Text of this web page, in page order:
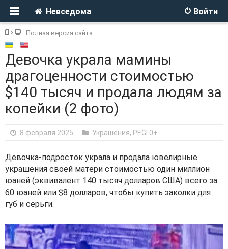
Войти
Невседома
Полная версия сайта
Девочка украла мамины
драгоценности стоимостью
$140 тысяч и продала людям за
копейки (2 фото)
8 февраля 2025 Украшения, PEGI 0+
Девочка-подросток украла и продала ювелирные
украшения своей матери стоимостью один миллион
юаней (эквивалент 140 тысяч долларов США) всего за
60 юаней или $8 долларов, чтобы купить заколки для
губ и серьги.